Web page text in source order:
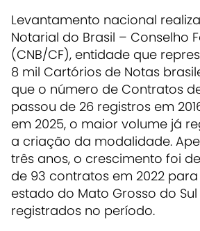
Levantamento nacional
Notarial do Brasil – Conselho
(CNB/CF), entidade que
8 mil Cartórios de Notas
que o número de Contratos
passou de 26 registros em
em 2025, o maior volume já
a criação da modalidade.
três anos, o crescimento foi de
de 93 contratos em 2022 para
estado do Mato Grosso do Sul
registrados no período.